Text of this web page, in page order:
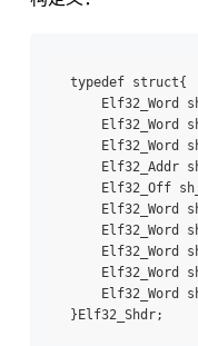
typedef struct{
Elf32_Word
Elf32_Word
Elf32_Word
Elf32_Addr
Elf32_Off
Elf32_Word
Elf32_Word
Elf32_Word
Elf32_Word
Elf32_Word